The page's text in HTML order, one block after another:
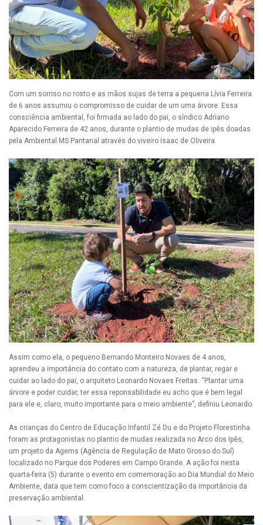
Com um sorriso no rosto e as mãos sujas de terra a pequena Lívia Ferreira
de 6 anos assumiu o compromisso de cuidar de um uma árvore. Essa
consciência ambiental, foi firmada ao lado do pai, o síndico Adriano
Aparecido Ferreira de 42 anos, durante o plantio de mudas de ipês doadas
pela Ambiental MS Pantanal através do viveiro Isaac de Oliveira.
Assim como ela, o pequeno Bernando Monteiro Novaes de 4 anos,
aprendeu a importância do contato com a natureza, de plantar, regar e
cuidar ao lado do pai, o arquiteto Leonardo Novaes Freitas. “Plantar uma
árvore e poder cuidar, ter essa reponsabilidade eu acho que é bem legal
para ele e, claro, muito importante para o meio ambiente”, definiu Leonardo.
As crianças do Centro de Educação Infantil Zé Du e do Projeto Florestinha
foram as protagonistas no plantio de mudas realizada no Arco dos Ipês,
um projeto da Agems (Agência de Regulação de Mato Grosso do Sul)
localizado no Parque dos Poderes em Campo Grande. A ação foi nesta
quarta-feira (5) durante o evento em comemoração ao Dia Mundial do Meio
Ambiente, data que tem como foco a conscientização da importância da
preservação ambiental.